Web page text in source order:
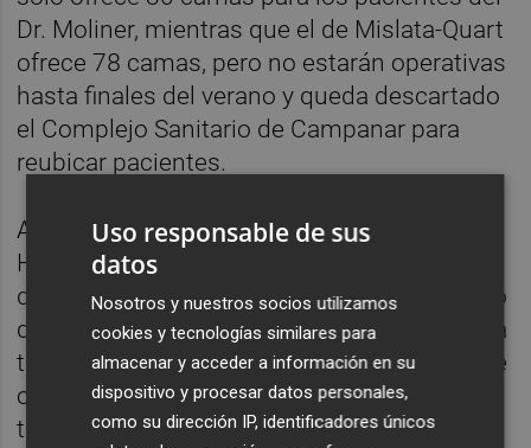
Dr. Moliner, mientras que el de Mislata-Quart
ofrece 78 camas, pero no estarán operativas
hasta finales del verano y queda descartado
el Complejo Sanitario de Campanar para
reubicar pacientes.
Además, han criticado que las Unidades de
Hospitalización a Domicilio (UHD) han
quedado descartadas ya que ningún médico
del Dr. Moliner se ha ofrecido voluntario para
trasladarse a estos hospitales, lo que impide
organizar adecuadamente los equipos de
trabajo.
Uso responsable de sus
datos
Nosotros y nuestros socios utilizamos
cookies y tecnologías similares para
almacenar y acceder a información en su
dispositivo y procesar datos personales,
como su dirección IP, identificadores únicos